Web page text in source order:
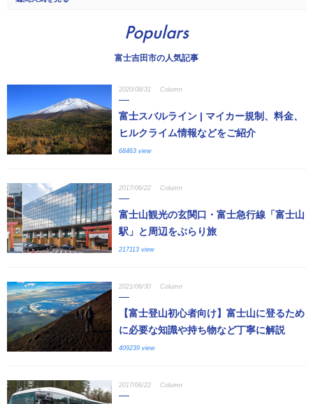
Populars
富士吉田市の人気記事
2020/08/31 Column
富士スバルライン | マイカー規制、料金、
ヒルクライム情報などをご紹介
68463 view
2017/06/22 Column
富士山観光の玄関口・富士急行線「富士山
駅」と周辺をぶらり旅
217113 view
2021/06/30 Column
【富士登山初心者向け】富士山に登るため
に必要な知識や持ち物など丁寧に解説
409239 view
2017/06/22 Column